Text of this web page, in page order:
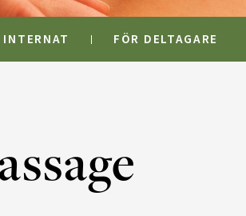
INTERNAT FÖR DELTAGARE